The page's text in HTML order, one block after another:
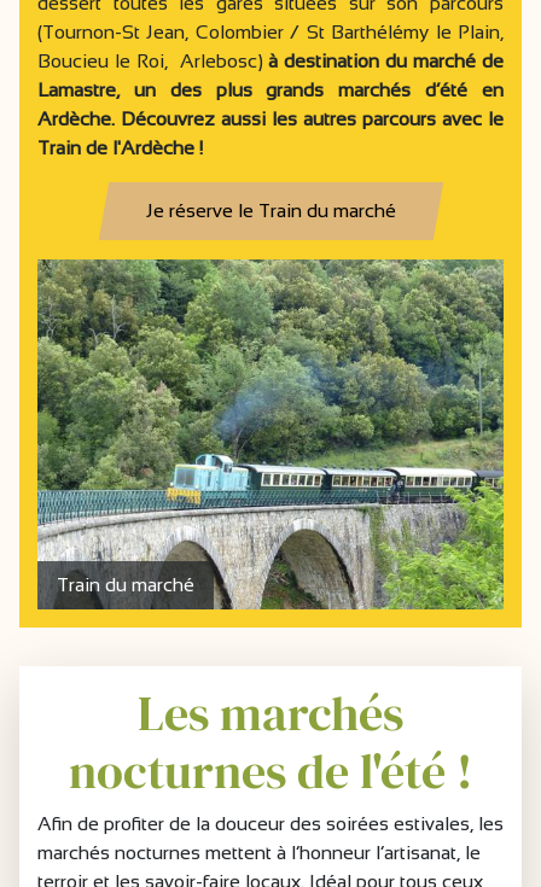
(Tournon-St Jean, Colombier / St Barthélémy le Plain,
Boucieu le Roi, Arlebosc) à destination du marché de
Lamastre, un des plus grands marchés d’été en
Ardèche. Découvrez aussi les autres parcours avec le
Train de l'Ardèche !
Je réserve le Train du marché
Train du marché
Les marchés
nocturnes de l'été !
Afin de profiter de la douceur des soirées estivales, les
marchés nocturnes mettent à l’honneur l’artisanat, le
terroir et les savoir-faire locaux. Idéal pour tous ceux